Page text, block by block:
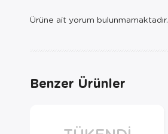
Ürüne ait yorum bulunmamaktadır.
Benzer Ürünler